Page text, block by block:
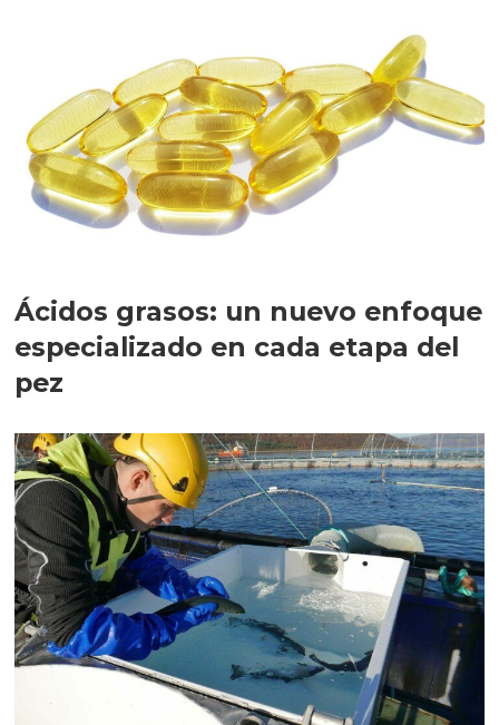
Ácidos grasos: un nuevo enfoque
especializado en cada etapa del
pez